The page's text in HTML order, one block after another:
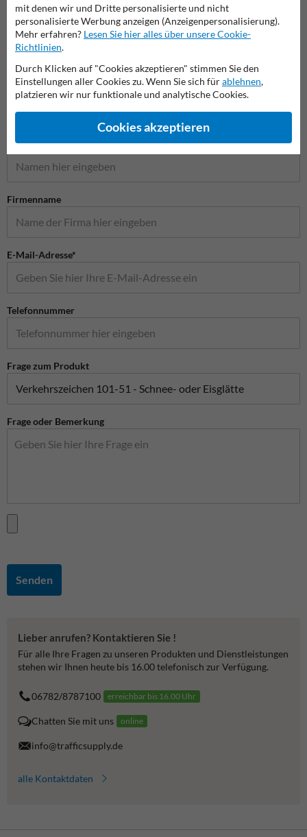
Gefahrenzeichen Vorfahrtsschilder
Stellen Sie Ihre Frage an Verkehrsschildkaufen.de
Name*
Firmenname
E-Mail-Adresse*
Telefonnummer
Frage zum Produkt
Frage oder Bemerkung
Senden
Lieber anrufen? Kontaktieren Sie !
Für alle Ihre Fragen zu unseren Produkten und Dienstleistungen
stehen wir Ihnen heute bis 16.00 telefonisch zur Verfügung.
06782/8787100 erreichbar bis 16.00 Uhr
Chatten Sie mit uns online
info@trafficsupply.de
alle Kontaktdaten
mit denen wir und Dritte personalisierte und nicht
personalisierte Werbung anzeigen (Anzeigenpersonalisierung).
Mehr erfahren? Lesen Sie hier alles über unsere Cookie-
Richtlinien.
Durch Klicken auf "Cookies akzeptieren" stimmen Sie den
Einstellungen aller Cookies zu. Wenn Sie sich fürablehnen,
platzieren wir nur funktionale und analytische Cookies.
Cookies akzeptieren